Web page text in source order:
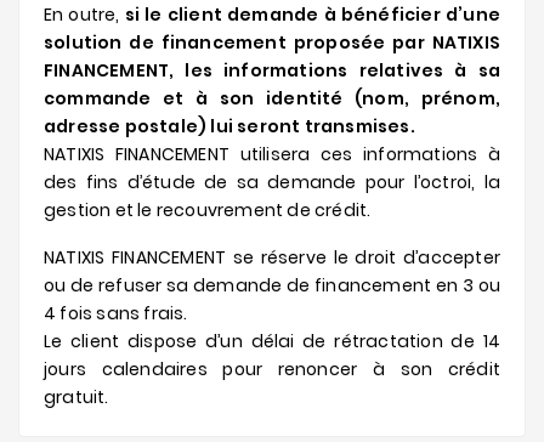
En outre, si le client demande à bénéficier d’une
solution de financement proposée par NATIXIS
FINANCEMENT, les informations relatives à sa
commande et à son identité (nom, prénom,
adresse postale) lui seront transmises.
NATIXIS FINANCEMENT utilisera ces informations à
des fins d’étude de sa demande pour l’octroi, la
gestion et le recouvrement de crédit.
NATIXIS FINANCEMENT se réserve le droit d’accepter
ou de refuser sa demande de financement en 3 ou
4 fois sans frais.
Le client dispose d’un délai de rétractation de 14
jours calendaires pour renoncer à son crédit
gratuit.